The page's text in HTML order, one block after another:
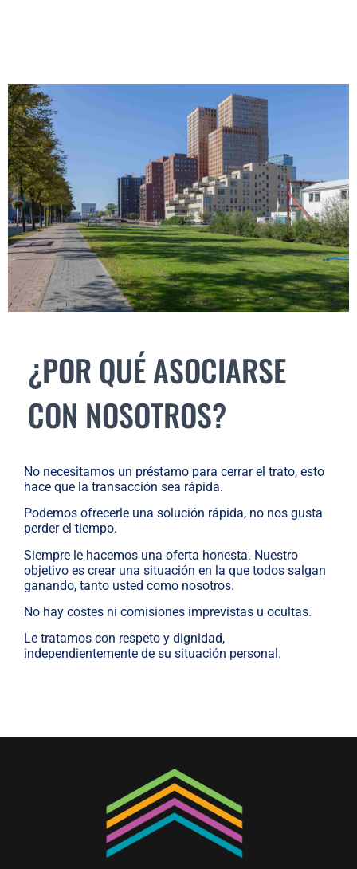
¿POR QUÉ ASOCIARSE
CON NOSOTROS?
No necesitamos un préstamo para cerrar el trato, esto
hace que la transacción sea rápida.
Podemos ofrecerle una solución rápida, no nos gusta
perder el tiempo.
Siempre le hacemos una oferta honesta. Nuestro
objetivo es crear una situación en la que todos salgan
ganando, tanto usted como nosotros.
No hay costes ni comisiones imprevistas u ocultas.
Le tratamos con respeto y dignidad,
independientemente de su situación personal.